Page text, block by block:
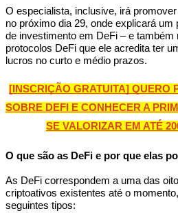
O especialista, inclusive, irá
no próximo dia 29, onde explicará
de investimento em DeFi – e também
protocolos DeFi que ele acredita ter
lucros no curto e médio prazos.
[INSCRIÇÃO GRATUITA] QUERO
SOBRE DEFI E CONHECER A
SE VALORIZAR EM ATÉ
O que são as DeFi e por que elas
As DeFi correspondem a uma das
criptoativos existentes até o
seguintes tipos: